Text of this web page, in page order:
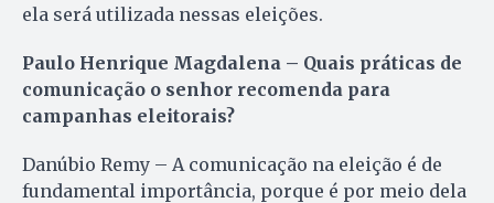
ela será utilizada nessas eleições.
Paulo Henrique Magdalena – Quais práticas de
comunicação o senhor recomenda para
campanhas eleitorais?
Danúbio Remy – A comunicação na eleição é de
fundamental importância, porque é por meio dela